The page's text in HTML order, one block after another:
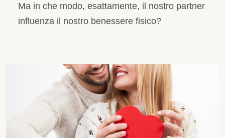
Ma in che modo, esattamente, il nostro partner
influenza il nostro benessere fisico?